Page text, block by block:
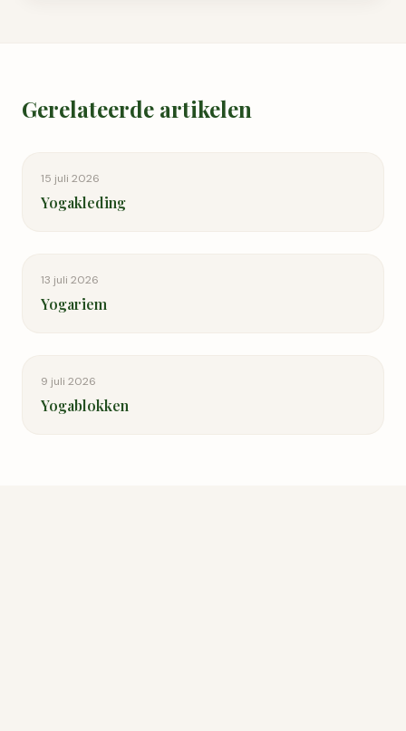
Gerelateerde artikelen
15 juli 2026
Yogakleding
13 juli 2026
Yogariem
9 juli 2026
Yogablokken